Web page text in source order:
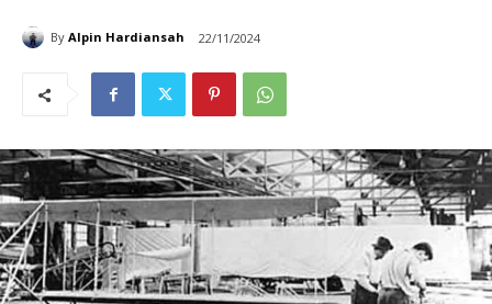
By Alpin Hardiansah 22/11/2024